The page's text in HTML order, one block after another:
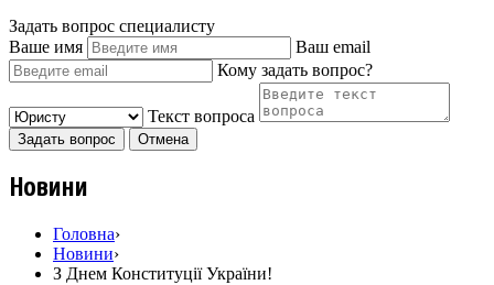
Задать вопрос специалисту
Ваше имя
Ваш email
Кому задать вопрос?
Текст вопроса
Задать вопрос Отмена
Новини
Головна›
Новини›
З Днем Конституції України!